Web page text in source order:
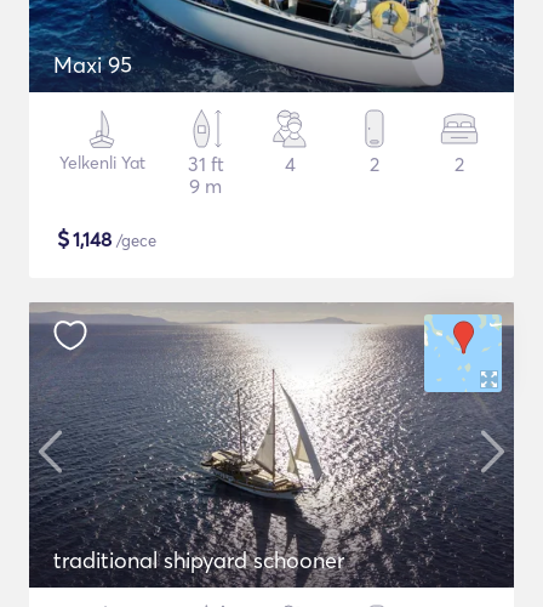
Maxi 95
Yelkenli Yat
31 ft
9 m
4 2 2
$1,148 /gece
traditional shipyard schooner